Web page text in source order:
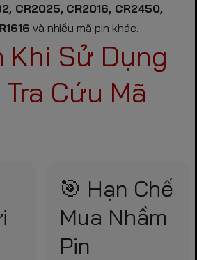
CR2025, CR2016, CR2450,
và nhiều mã pin khác.
Khi Sử Dụng
Cứu Mã
🎯 Hạn Chế
Mua Nhầm
Pin